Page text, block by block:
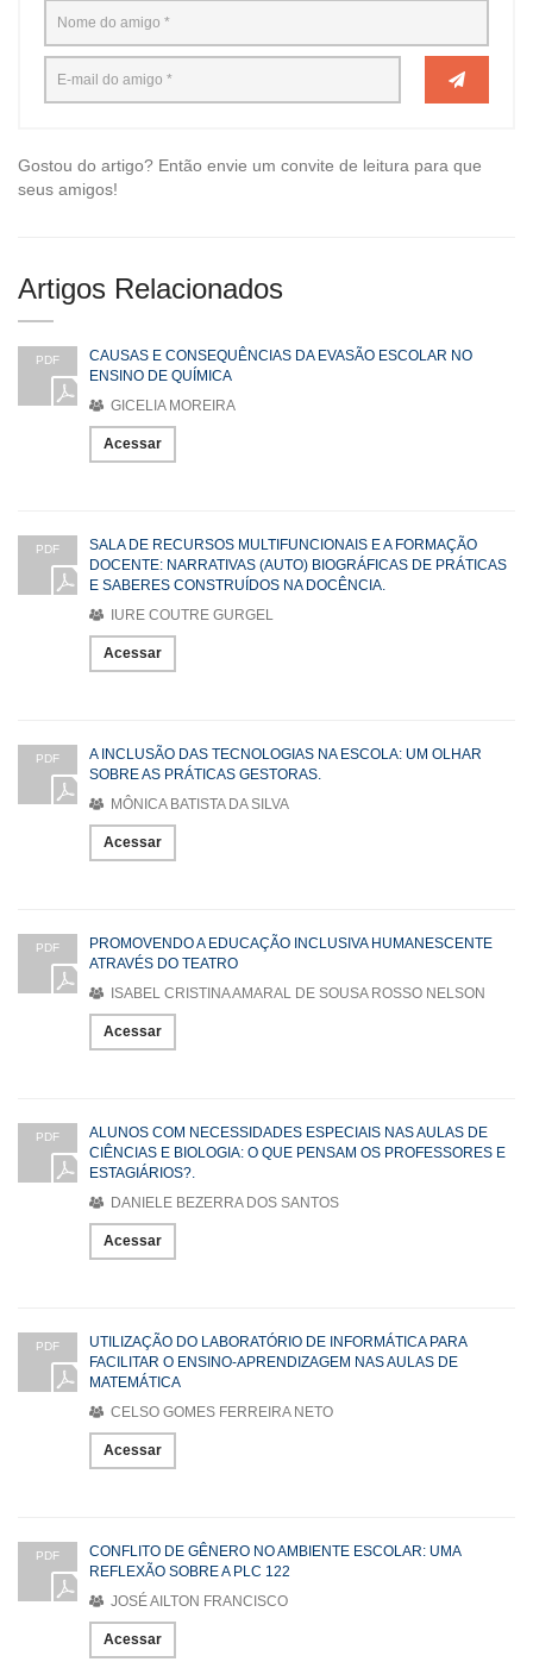
Gostou do artigo? Então envie um convite de leitura para que
seus amigos!
Artigos Relacionados
PDF
CAUSAS E CONSEQUÊNCIAS DA EVASÃO ESCOLAR NO
ENSINO DE QUÍMICA
GICELIA MOREIRA
Acessar
PDF
SALA DE RECURSOS MULTIFUNCIONAIS E A FORMAÇÃO
DOCENTE: NARRATIVAS (AUTO) BIOGRÁFICAS DE PRÁTICAS
E SABERES CONSTRUÍDOS NA DOCÊNCIA.
IURE COUTRE GURGEL
Acessar
PDF
A INCLUSÃO DAS TECNOLOGIAS NA ESCOLA: UM OLHAR
SOBRE AS PRÁTICAS GESTORAS.
MÔNICA BATISTA DA SILVA
Acessar
PDF
PROMOVENDO A EDUCAÇÃO INCLUSIVA HUMANESCENTE
ATRAVÉS DO TEATRO
ISABEL CRISTINA AMARAL DE SOUSA ROSSO NELSON
Acessar
PDF
ALUNOS COM NECESSIDADES ESPECIAIS NAS AULAS DE
CIÊNCIAS E BIOLOGIA: O QUE PENSAM OS PROFESSORES E
ESTAGIÁRIOS?.
DANIELE BEZERRA DOS SANTOS
Acessar
PDF
UTILIZAÇÃO DO LABORATÓRIO DE INFORMÁTICA PARA
FACILITAR O ENSINO-APRENDIZAGEM NAS AULAS DE
MATEMÁTICA
CELSO GOMES FERREIRA NETO
Acessar
PDF
CONFLITO DE GÊNERO NO AMBIENTE ESCOLAR: UMA
REFLEXÃO SOBRE A PLC 122
JOSÉ AILTON FRANCISCO
Acessar